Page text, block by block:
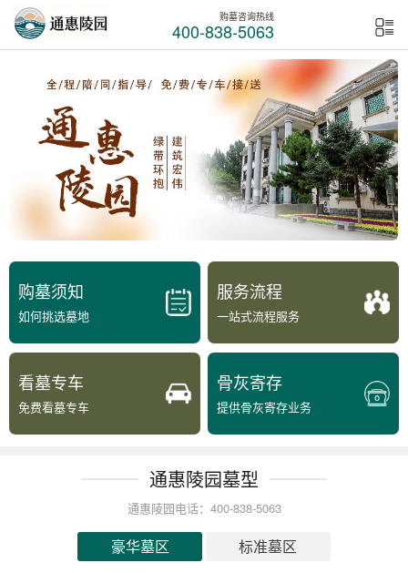
购墓咨询热线
400-838-5063
购墓须知
如何挑选墓地
服务流程
一站式流程服务
看墓专车
免费看墓专车
骨灰寄存
提供骨灰寄存业务
通惠陵园墓型
通惠陵园电话：400-838-5063
豪华墓区 标准墓区